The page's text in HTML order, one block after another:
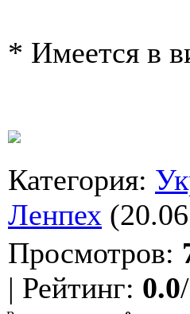
* Имеется в
Категория:
Ленпех
Просмотров:
| Рейтинг: 0.0/